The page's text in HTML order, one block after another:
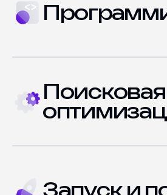
Запуск и